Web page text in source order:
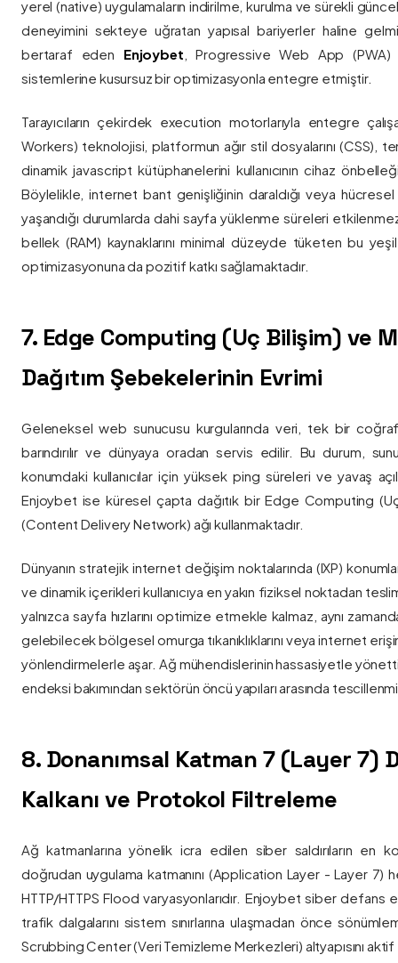
yerel (native) uygulamaların indirilme, kurulma ve sürekli
deneyimini sekteye uğratan yapısal bariyerler haline
bertaraf eden Enjoybet , Progressive Web App (PWA)
sistemlerine kusursuz bir optimizasyonla entegre etmiştir.
Tarayıcıların çekirdek execution motorlarıyla entegre
Workers) teknolojisi, platformun ağır stil dosyalarını (CSS),
dinamik javascript kütüphanelerini kullanıcının cihaz
Böylelikle, internet bant genişliğinin daraldığı veya
yaşandığı durumlarda dahi sayfa yüklenme süreleri
bellek (RAM) kaynaklarını minimal düzeyde tüketen bu yeşil
optimizasyonuna da pozitif katkı sağlamaktadır.
7. Edge Computing (Uç Bilişim) ve
Dağıtım Şebekelerinin Evrimi
Geleneksel web sunucusu kurgularında veri, tek bir
barındırılır ve dünyaya oradan servis edilir. Bu durum,
konumdaki kullanıcılar için yüksek ping süreleri ve yavaş
Enjoybet ise küresel çapta dağıtık bir Edge Computing
(Content Delivery Network) ağı kullanmaktadır.
Dünyanın stratejik internet değişim noktalarında (IXP)
ve dinamik içerikleri kullanıcıya en yakın fiziksel noktadan
yalnızca sayfa hızlarını optimize etmekle kalmaz, aynı
gelebilecek bölgesel omurga tıkanıklıklarını veya internet
yönlendirmelerle aşar. Ağ mühendislerinin hassasiyetle
endeksi bakımından sektörün öncü yapıları arasında
8. Donanımsal Katman 7 (Layer 7)
Kalkanı ve Protokol Filtreleme
Ağ katmanlarına yönelik icra edilen siber saldırıların en
doğrudan uygulama katmanını (Application Layer - Layer 7)
HTTP/HTTPS Flood varyasyonlarıdır. Enjoybet siber
trafik dalgalarını sistem sınırlarına ulaşmadan önce
Scrubbing Center (Veri Temizleme Merkezleri) altyapısını